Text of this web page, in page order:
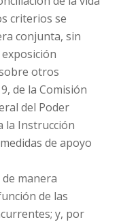
criterios se
conjunta, sin
otros
de la Comisión
del Poder
la Instrucción
de apoyo
manera
de las
y, por